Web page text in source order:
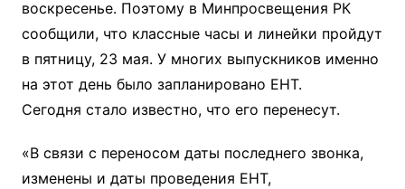
воскресенье. Поэтому в Минпросвещения РК
сообщили, что классные часы и линейки пройдут
в пятницу, 23 мая. У многих выпускников именно
на этот день было запланировано ЕНТ.
Сегодня стало известно, что его перенесут.
«В связи с переносом даты последнего звонка,
изменены и даты проведения ЕНТ,